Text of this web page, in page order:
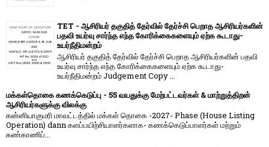
TET - ஆசிரியர் தகுதித் தேர்வில் தேர்ச்சி பெறாத ஆசிரியர்களின்
பதவி உயர்வு சார்ந்த எந்த கோரிக்கைகளையும் ஏற்க கூடாது-
உயர்நீதிமன்றம்
ஆசிரியர் தகுதித் தேர்வில் தேர்ச்சி பெறாத ஆசிரியர்களின் பதவி
உயர்வு சார்ந்த எந்த கோரிக்கைகளையும் ஏற்க கூடாது-
உயர்நீதிமன்றம் Judgement Copy ...
மக்கள்தொகை கணக்கெடுப்பு - 55 வயதுக்கு மேற்பட்டவர்கள் & மாற்றுத்திறன்
ஆசிரியர்களுக்கு விலக்கு
கன்னியாகுமரி மாவட்டத்தில் மக்கள் தொகை -2027- Phase (House Listing
Operation) dann களப்பயிற்சியாளர்களாக- கணக்கெடுப்பாளர்கள் மற்றும்
கண்காணிப்...